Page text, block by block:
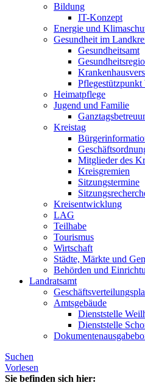
Bildung
IT-Konzept
Energie und
Gesundheit im
Gesundheitsamt
Heimatpflege
Jugend und Familie
Kreistag
Mitglieder des
Kreisgremien
Sitzungstermine
Kreisentwicklung
LAG
Teilhabe
Tourismus
Wirtschaft
Städte, Märkte und
Behörden und
Landratsamt
Amtsgebäude
Dienststelle
Dienststelle
Suchen
Vorlesen
Sie befinden sich hier: